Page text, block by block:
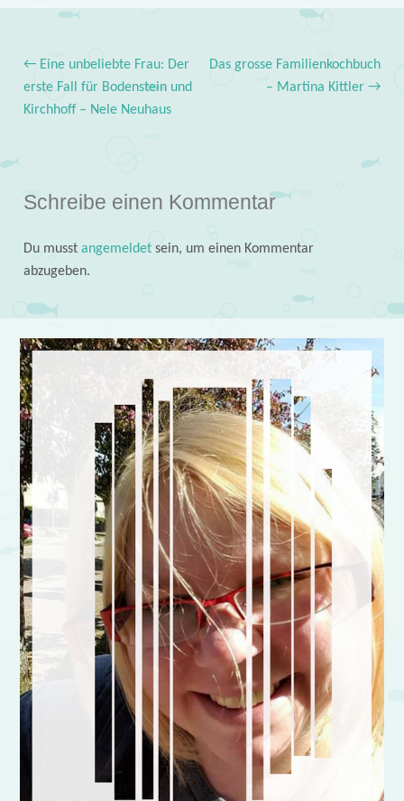
Post navigation
←Eine unbeliebte Frau: Der
erste Fall für Bodenstein und
Kirchhoff – Nele Neuhaus
Das grosse Familienkochbuch
– Martina Kittler→
Schreibe einen Kommentar
Du musst angemeldetsein, um einen Kommentar
abzugeben.